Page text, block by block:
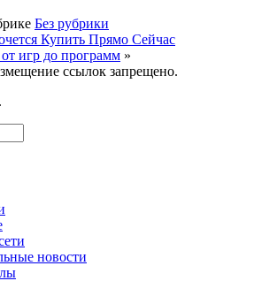
Без рубрики
Купить Прямо Сейчас
игр до программ »
ссылок запрещено.
новости